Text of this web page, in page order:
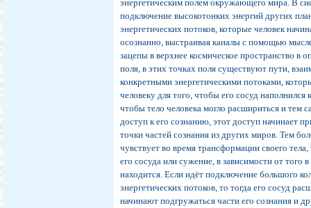
энергетическим полем окружающего мира. В
подключение высокотонких энергий других
энергетических потоков, которые человек
осознанно, выстраивая каналы с помощью
зацепы в верхнее космическое пространство в
поля, в этих точках поля существуют пути,
конкретными энергетическими потоками,
человеку для того, чтобы его сосуд наполнился
чтобы тело человека могло расшириться и тем
доступ к его сознанию, этот доступ начинает
точки частей сознания из других миров. Тем
чувствует во время трансформации своего
его сосуда или сужение, в зависимости от того
находится. Если идёт подключение большого
энергетических потоков, то тогда его сосуд
начинают подгружаться части его сознания и